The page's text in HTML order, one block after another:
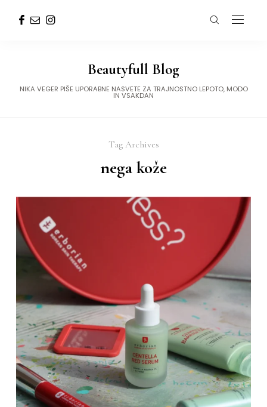
Beautyfull Blog
NIKA VEGER PIŠE UPORABNE NASVETE ZA TRAJNOSTNO LEPOTO, MODO
IN VSAKDAN
Tag Archives
nega kože